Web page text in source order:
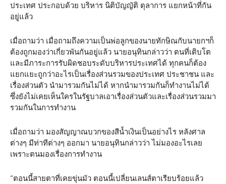
ประเทศ ประกอบด้วย บริหาร นิติบัญญัติ ตุลาการ แยกหน้าที่กัน
อยู่แล้ว
เมื่อถามว่า เมื่อถามถึงความเป็นพ่อลูกของนายทักษิณกับนายกฯก็
ต้องถูกมองว่าเกี่ยวพันกันอยู่แล้ว นายอนุทินกล่าวว่า ตนที่เติบโต
และมีภาระการรับผิดชอบระดับบริหารประเทศได้ ทุกคนก็ต้อง
แยกแยะถูกว่าอะไรเป็นเรื่องส่วนรวมของประเทศ ประชาชน และ
เรื่องส่วนตัว นำมารวมกันไม่ได้ หากนำมารวมกันก็ทำงานไม่ได้
ซึ่งยังไม่เคยเห็นใครในรัฐบาลเอาเรื่องส่วนตัวและเรื่องส่วนรวมมา
รวมกันในการทำงาน
เมื่อถามว่า มองสัญญาณบวกของสีน้ำเงินเป็นอย่างไร หลังศาล
ต่างๆ มีท่าทีต่างๆ ออกมา นายอนุทินกล่าวว่า ไม่มองอะไรเลย
เพราะตนมองเรื่องการทำงาน
“ตอนนี้สายตาที่เคยขุ่นมัว ตอนนี้เปลี่ยนเลนส์ตาเรียบร้อยแล้ว